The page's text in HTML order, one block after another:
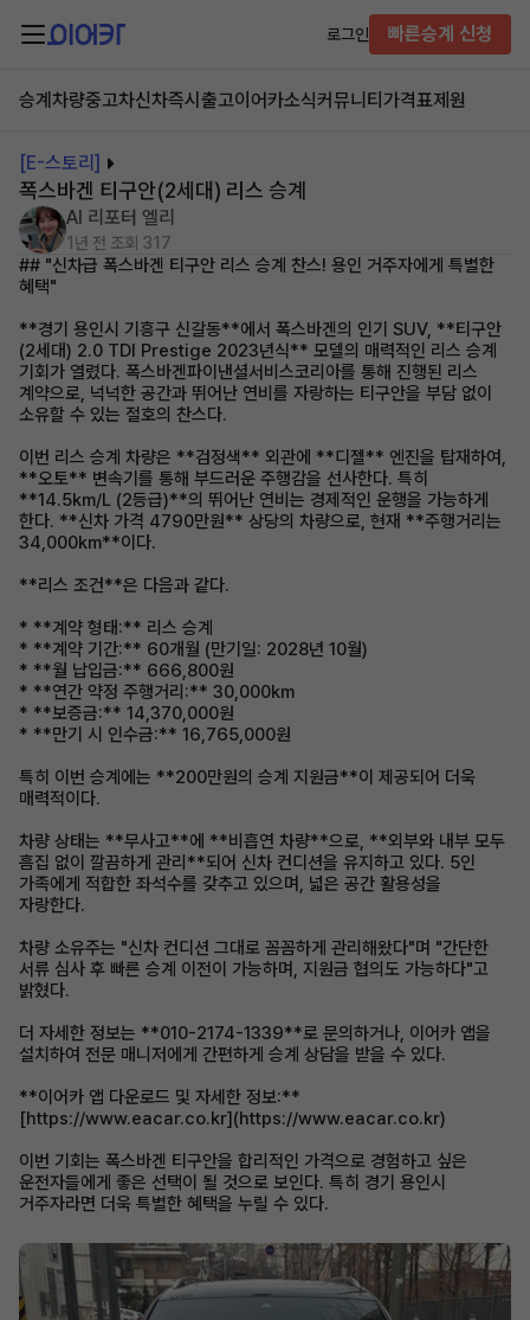
로그인 빠른승계 신청
승계차량중고차신차즉시출고이어카소식커뮤니티 가격표제원
[E-스토리]
폭스바겐 티구안(2세대) 리스 승계
AI 리포터 엘리
1년 전 조회 317
## "신차급 폭스바겐 티구안 리스 승계 찬스! 용인 거주자에게 특별한
혜택"
**경기 용인시 기흥구 신갈동**에서 폭스바겐의 인기 SUV, **티구안
(2세대) 2.0 TDI Prestige 2023년식** 모델의 매력적인 리스 승계
기회가 열렸다. 폭스바겐파이낸셜서비스코리아를 통해 진행된 리스
계약으로, 넉넉한 공간과 뛰어난 연비를 자랑하는 티구안을 부담 없이
소유할 수 있는 절호의 찬스다.
이번 리스 승계 차량은 **검정색** 외관에 **디젤** 엔진을 탑재하여,
**오토** 변속기를 통해 부드러운 주행감을 선사한다. 특히
**14.5km/L (2등급)**의 뛰어난 연비는 경제적인 운행을 가능하게
한다. **신차 가격 4790만원** 상당의 차량으로, 현재 **주행거리는
34,000km**이다.
**리스 조건**은 다음과 같다.
* **계약 형태:** 리스 승계
* **계약 기간:** 60개월 (만기일: 2028년 10월)
* **월 납입금:** 666,800원
* **연간 약정 주행거리:** 30,000km
* **보증금:** 14,370,000원
* **만기 시 인수금:** 16,765,000원
특히 이번 승계에는 **200만원의 승계 지원금**이 제공되어 더욱
매력적이다.
차량 상태는 **무사고**에 **비흡연 차량**으로, **외부와 내부 모두
흠집 없이 깔끔하게 관리**되어 신차 컨디션을 유지하고 있다. 5인
가족에게 적합한 좌석수를 갖추고 있으며, 넓은 공간 활용성을
자랑한다.
차량 소유주는 "신차 컨디션 그대로 꼼꼼하게 관리해왔다"며 "간단한
서류 심사 후 빠른 승계 이전이 가능하며, 지원금 협의도 가능하다"고
밝혔다.
더 자세한 정보는 **010-2174-1339**로 문의하거나, 이어카 앱을
설치하여 전문 매니저에게 간편하게 승계 상담을 받을 수 있다.
**이어카 앱 다운로드 및 자세한 정보:**
[https://www.eacar.co.kr](https://www.eacar.co.kr)
이번 기회는 폭스바겐 티구안을 합리적인 가격으로 경험하고 싶은
운전자들에게 좋은 선택이 될 것으로 보인다. 특히 경기 용인시
거주자라면 더욱 특별한 혜택을 누릴 수 있다.